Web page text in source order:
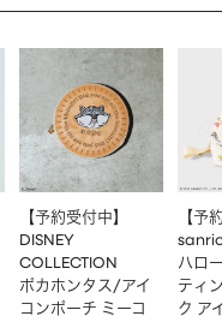
【予約受付中】
DISNEY
COLLECTION
ポカホンタス/アイ
コンポーチ ミーコ
【予
ハロ
ティ
ク ア